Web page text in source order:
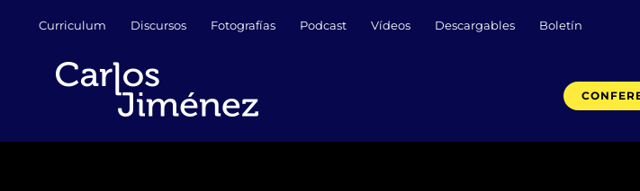
contenido
Curriculum Discursos Fotografías Podcast Vídeos Descargables Boletín